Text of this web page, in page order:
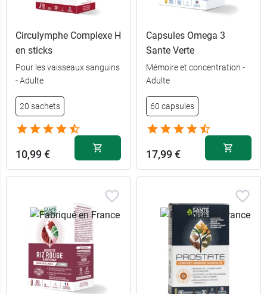
Circulymphe Complexe H
en sticks
Pour les vaisseaux sanguins
- Adulte
20 sachets
10,99 €
Capsules Omega 3
Sante Verte
Mémoire et concentration -
Adulte
60 capsules
17,99 €